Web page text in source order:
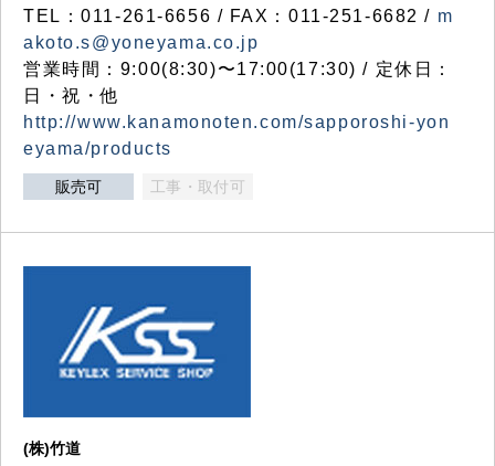
TEL：011-261-6656 / FAX：011-251-6682 / m
akoto.s@yoneyama.co.jp
営業時間：9:00(8:30)〜17:00(17:30) / 定休日：
日・祝・他
http://www.kanamonoten.com/sapporoshi-yon
eyama/products
販売可 工事・取付可
(株)竹道